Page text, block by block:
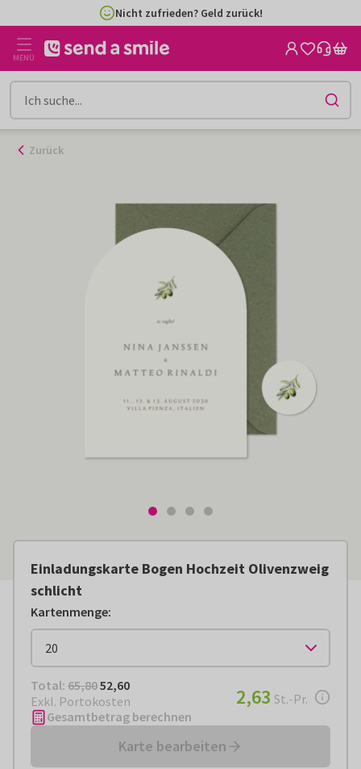
Inhalt
gehen
Nicht zufrieden? Geld zurück!
MENÜ
Zurück
Einladungskarte Bogen Hochzeit Olivenzweig
schlicht
Kartenmenge:
Total: € 52,60
Total: 65,8052,60
Exkl. Portokosten
€ 2,63pro Stück
2,63 St.-Pr.
Gesamtbetrag berechnen
Karte bearbeiten